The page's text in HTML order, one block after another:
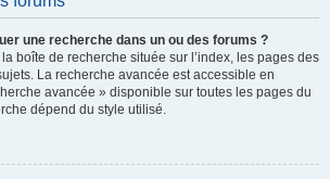
une recherche dans un ou des forums ?
boîte de recherche située sur l’index, les pages des
La recherche avancée est accessible en
avancée » disponible sur toutes les pages du
dépend du style utilisé.